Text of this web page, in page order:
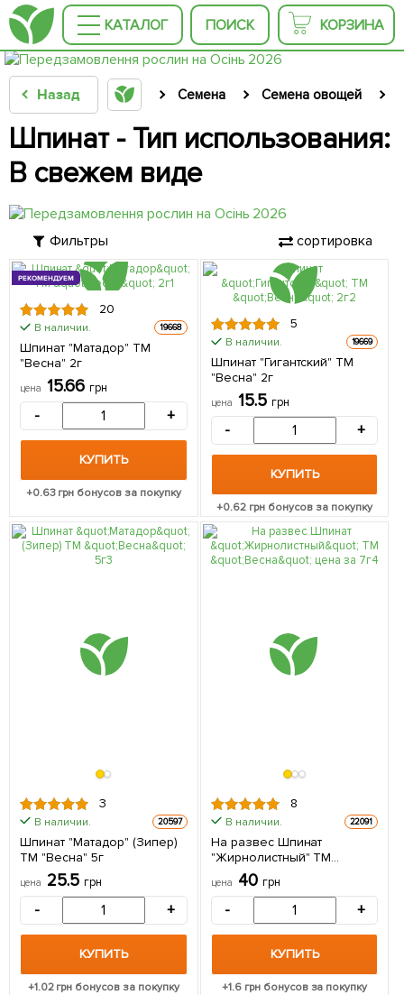
КАТАЛОГ ПОИСК КОРЗИНА
Назад Семена Семена овощей
Шпинат - Тип использования:
В свежем виде
Фильтры сортировка
РЕКОМЕНДУЕМ
20
В наличии. 19668
Шпинат "Матадор" ТМ
"Весна" 2г
цена 15.66 грн
- +
КУПИТЬ
+0.63грн бонусов за покупку
5
В наличии. 19669
Шпинат "Гигантский" ТМ
"Весна" 2г
цена 15.5 грн
- +
КУПИТЬ
+0.62 грн бонусов за покупку
3
В наличии. 20597
Шпинат "Матадор" (Зипер)
ТМ "Весна" 5г
цена 25.5 грн
- +
КУПИТЬ
+1.02грн бонусов за покупку
8
В наличии. 22091
На развес Шпинат
"Жирнолистный" ТМ
"Весна" цена за 7г
цена 40 грн
- +
КУПИТЬ
+1.6грн бонусов за покупку